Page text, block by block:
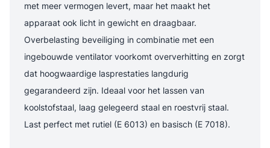
met meer vermogen levert, maar het maakt het
apparaat ook licht in gewicht en draagbaar.
Overbelasting beveiliging in combinatie met een
ingebouwde ventilator voorkomt oververhitting en zorgt
dat hoogwaardige lasprestaties langdurig
gegarandeerd zijn. Ideaal voor het lassen van
koolstofstaal, laag gelegeerd staal en roestvrij staal.
Last perfect met rutiel (E 6013) en basisch (E 7018).